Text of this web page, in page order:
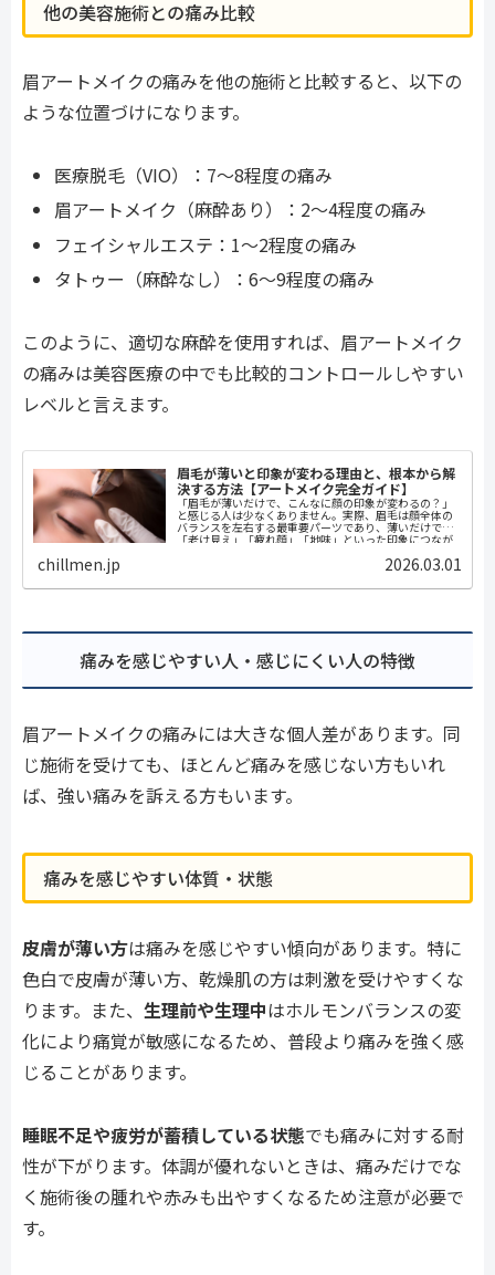
他の美容施術との痛み比較
眉アートメイクの痛みを他の施術と比較すると、以下の
ような位置づけになります。
医療脱毛（VIO）：7〜8程度の痛み
眉アートメイク（麻酔あり）：2〜4程度の痛み
フェイシャルエステ：1〜2程度の痛み
タトゥー（麻酔なし）：6〜9程度の痛み
このように、適切な麻酔を使用すれば、眉アートメイク
の痛みは美容医療の中でも比較的コントロールしやすい
レベルと言えます。
眉毛が薄いと印象が変わる理由と、根本から解
決する方法【アートメイク完全ガイド】
「眉毛が薄いだけで、こんなに顔の印象が変わるの？」
と感じる人は少なくありません。実際、眉毛は顔全体の
バランスを左右する最重要パーツであり、薄いだけで
「老け見え」「疲れ顔」「地味」といった印象につなが
chillmen.jp 2026.03.01
痛みを感じやすい人・感じにくい人の特徴
眉アートメイクの痛みには大きな個人差があります。同
じ施術を受けても、ほとんど痛みを感じない方もいれ
ば、強い痛みを訴える方もいます。
痛みを感じやすい体質・状態
皮膚が薄い方は痛みを感じやすい傾向があります。特に
色白で皮膚が薄い方、乾燥肌の方は刺激を受けやすくな
ります。また、 生理前や生理中はホルモンバランスの変
化により痛覚が敏感になるため、普段より痛みを強く感
じることがあります。
睡眠不足や疲労が蓄積している状態でも痛みに対する耐
性が下がります。体調が優れないときは、痛みだけでな
く施術後の腫れや赤みも出やすくなるため注意が必要で
す。